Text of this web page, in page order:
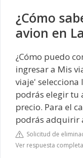
¿Cómo
avion en
¿Cómo puedo
ingresar a Mis
viaje'
podrás elegir tu
precio. Para el
podrás adquirir
Solicitud de
Ver respuesta